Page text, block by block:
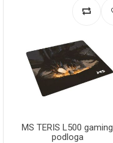
MS TERIS L500 gaming
podloga